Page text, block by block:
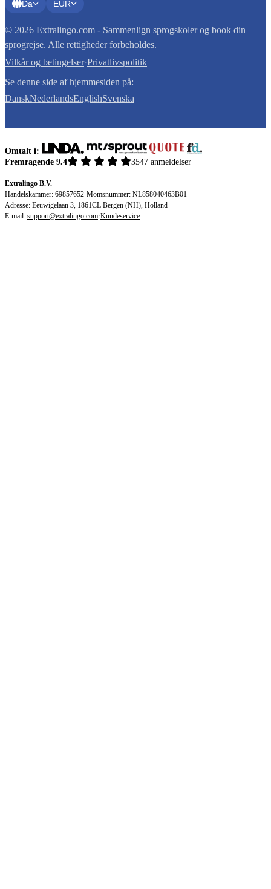
Da EUR
© 2026 Extralingo.com - Sammenlign sprogskoler og book din
sprogrejse. Alle rettigheder forbeholdes.
Vilkår og betingelser·Privatlivspolitik
Se denne side af hjemmesiden på:
DanskNederlandsEnglishSvenska
Omtalt i:
Fremragende 9.4
3547 anmeldelser
Extralingo B.V.
Handelskammer: 69857652·Momsnummer: NL858040463B01
Adresse: Eeuwigelaan 3, 1861CL Bergen (NH), Holland
E-mail: support@extralingo.com·Kundeservice